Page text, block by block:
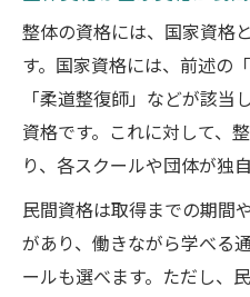
整体の資格には、国家資格
す。国家資格には、前述の
「柔道整復師」などが該当
資格です。これに対して、
り、各スクールや団体が独
民間資格は取得までの期間
があり、働きながら学べる
ールも選べます。ただし、